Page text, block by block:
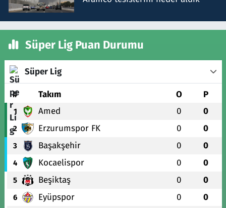
Süper Lig Puan Durumu
Süper Lig
# Takım O P
1 Amed 0 0
2 Erzurumspor FK 0 0
3 Başakşehir 0 0
4 Kocaelispor 0 0
5 Beşiktaş 0 0
6 Eyüpspor 0 0